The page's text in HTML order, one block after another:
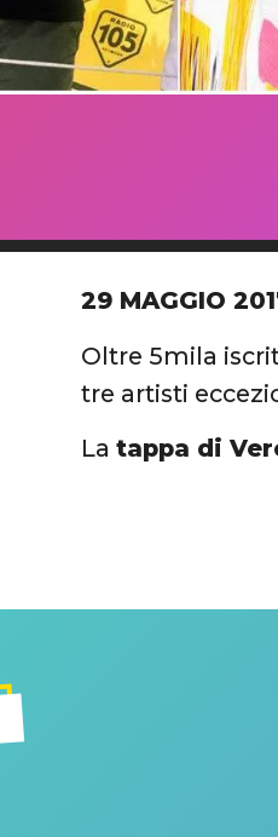
29 MAGGIO
Oltre 5mila
tre artisti
Latappa di